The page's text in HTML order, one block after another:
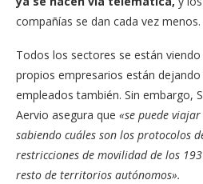
compañías se dan cada vez menos.
Todos los sectores se están
propios empresarios están
empleados también. Sin embargo,
Aervio asegura que «se puede
sabiendo cuáles son los protocolos
restricciones de movilidad de los
resto de territorios autónomos».